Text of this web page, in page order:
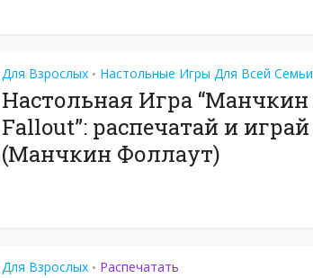
Для Взрослых • Настольные Игры Для Всей Семьи
Настольная Игра “Манчкин
Fallout”: распечатай и играй
(Манчкин Фоллаут)
Для Взрослых • Распечатать